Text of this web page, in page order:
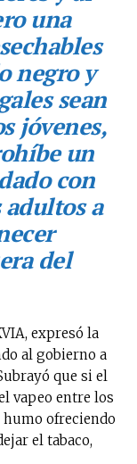
una
negro y
sean
jóvenes,
un
con
a
del
expresó la
al gobierno a
que si el
vapeo entre los
ofreciendo
el tabaco,